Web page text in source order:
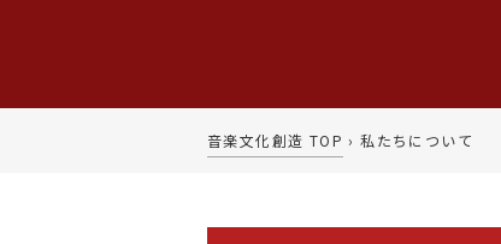
音楽文化創造 TOP ›私たちについて